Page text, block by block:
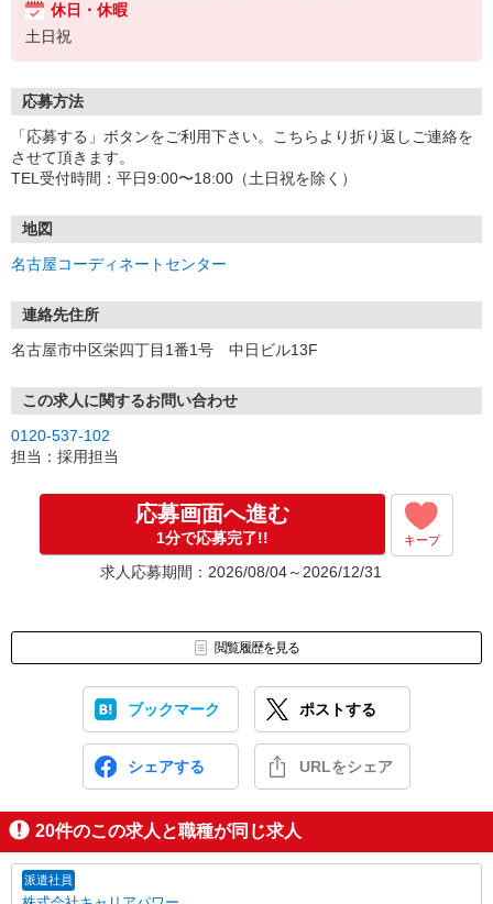
休日・休暇
土日祝
応募方法
「応募する」ボタンをご利用下さい。こちらより折り返しご連絡を
させて頂きます。
TEL受付時間：平日9:00〜18:00（土日祝を除く）
地図
名古屋コーディネートセンター
連絡先住所
名古屋市中区栄四丁目1番1号 中日ビル13F
この求人に関するお問い合わせ
0120-537-102
担当：採用担当
応募画面へ進む
1分で応募完了!! キープ
求人応募期間：2026/08/04～2026/12/31
閲覧履歴を見る
ブックマーク ポストする
シェアする URLをシェア
20件のこの求人と職種が同じ求人
派遣社員